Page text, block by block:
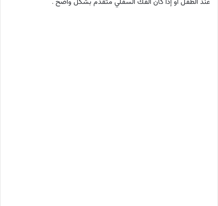
عند الطفل أو إذا كان الفك السفلي متقدم بشكل واضح .